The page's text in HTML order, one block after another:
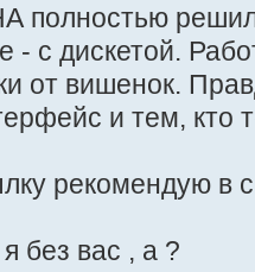
- с дискетой.
от вишенок.
и тем, кто
рекомендую в
без вас , а ?